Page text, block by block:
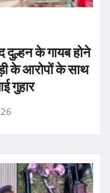
दुल्हन के गायब होने
के आरोपों के साथ
गुहार